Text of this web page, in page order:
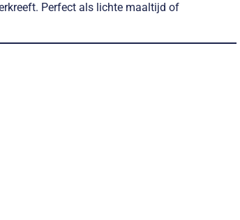
Perfect als lichte maaltijd of